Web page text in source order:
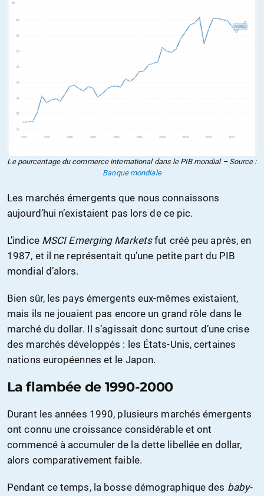
Le pourcentage du commerce international dans le PIB mondial – Source :
Banque mondiale
Les marchés émergents que nous connaissons
aujourd’hui n’existaient pas lors de ce pic.
L’indice MSCI Emerging Marketsfut créé peu après, en
1987, et il ne représentait qu’une petite part du PIB
mondial d’alors.
Bien sûr, les pays émergents eux-mêmes existaient,
mais ils ne jouaient pas encore un grand rôle dans le
marché du dollar. Il s’agissait donc surtout d’une crise
des marchés développés : les États-Unis, certaines
nations européennes et le Japon.
La flambée de 1990-2000
Durant les années 1990, plusieurs marchés émergents
ont connu une croissance considérable et ont
commencé à accumuler de la dette libellée en dollar,
alors comparativement faible.
Pendant ce temps, la bosse démographique des baby-